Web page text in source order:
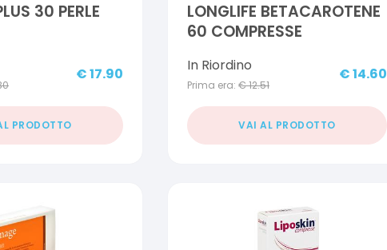
30 PERLE
€17.90
PRODOTTO
LONGLIFE BETACAROTENE
60 COMPRESSE
In Riordino
Prima era: €12.51
€14.60
VAI AL PRODOTTO